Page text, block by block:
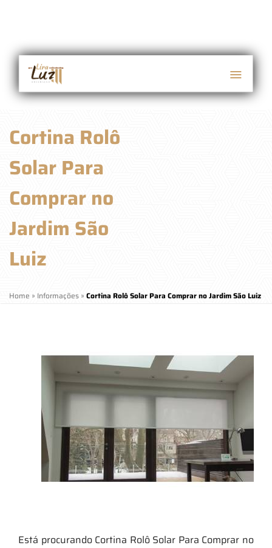
Cortina Rolô
Solar Para
Comprar no
Jardim São
Luiz
Home » Informações » Cortina Rolô Solar Para Comprar no Jardim São Luiz
Está procurando Cortina Rolô Solar Para Comprar no